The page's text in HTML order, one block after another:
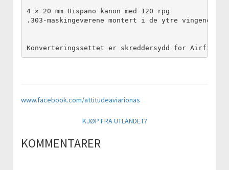
4 × 20 mm Hispano kanon med 120 rpg
.303-maskingeværene montert i de ytre vingene
Konverteringssettet er skreddersydd for Airfix 1/
www.facebook.com/attitudeaviarionas
KJØP FRA UTLANDET?
KOMMENTARER